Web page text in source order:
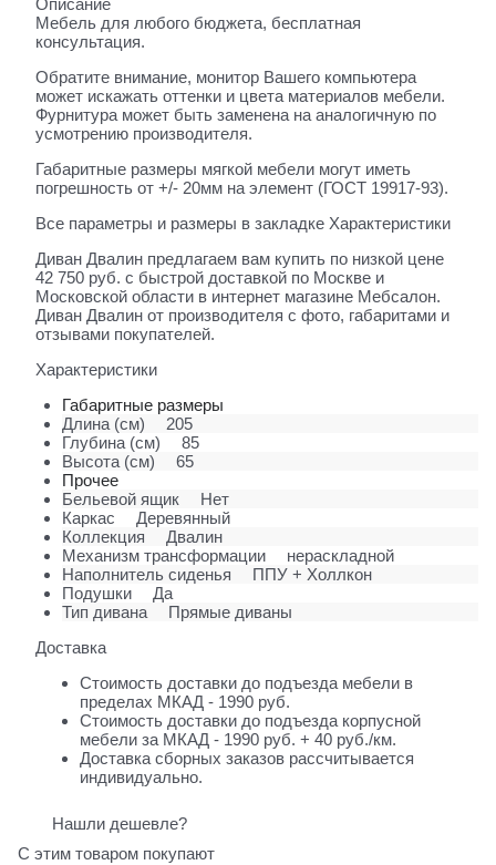
Описание
Мебель для любого бюджета, бесплатная
консультация.
Обратите внимание, монитор Вашего компьютера
может искажать оттенки и цвета материалов мебели.
Фурнитура может быть заменена на аналогичную по
усмотрению производителя.
Габаритные размеры мягкой мебели могут иметь
погрешность от +/- 20мм на элемент (ГОСТ 19917-93).
Все параметры и размеры в закладке Характеристики
Диван Двалин предлагаем вам купить по низкой цене
42 750 руб. с быстрой доставкой по Москве и
Московской области в интернет магазине Мебсалон.
Диван Двалин от производителя с фото, габаритами и
отзывами покупателей.
Характеристики
Габаритные размеры
Длина (см)
205
Глубина (см)
85
Высота (см)
65
Прочее
Бельевой ящик
Нет
Каркас
Деревянный
Коллекция
Двалин
Механизм трансформации
нераскладной
Наполнитель сиденья
ППУ + Холлкон
Подушки
Да
Тип дивана
Прямые диваны
Доставка
Стоимость доставки до подъезда мебели в
пределах МКАД - 1990 руб.
Стоимость доставки до подъезда корпусной
мебели за МКАД - 1990 руб. + 40 руб./км.
Доставка сборных заказов рассчитывается
индивидуально.
Нашли дешевле?
С этим товаром покупают